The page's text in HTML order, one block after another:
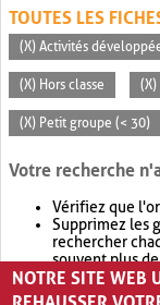
TOUTES LES
(X) Activités
(X) Hors classe
(X) Petit groupe (< 30)
Votre recherche
Vérifiez que
Supprimez les
rechercher
souvent plus
Envisagez
retournera
NOTRE SITE WEB